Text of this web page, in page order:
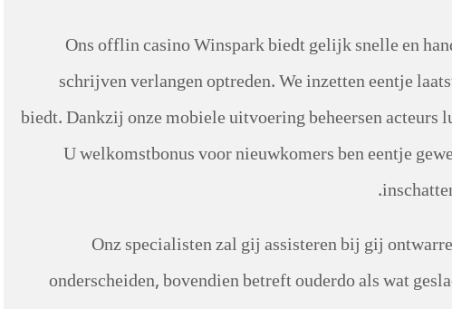
Ons offlin casino Winspark biedt gelijk snelle en
schrijven verlangen optreden. We inzetten eentje
biedt. Dankzij onze mobiele uitvoering beheersen acteurs
U welkomstbonus voor nieuwkomers ben eentje
Onz specialisten zal gij assisteren bij gij
onderscheiden, bovendien betreft ouderdo als wat